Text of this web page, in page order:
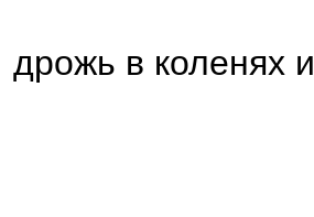
дрожь в коленях